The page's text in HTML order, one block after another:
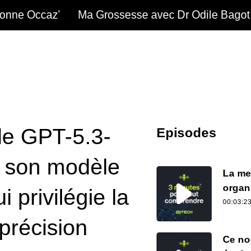
Occaz' Ma Grossesse avec Dr Odile Bagot
GPT-5.3-
modèle
privilégie la
Episodes
La
Ce